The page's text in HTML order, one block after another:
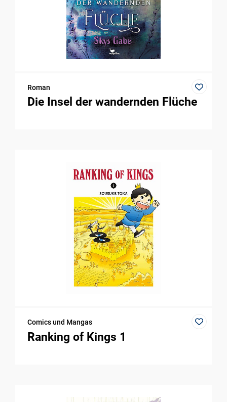
Roman
Die Insel der wandernden Flüche
Comics und Mangas
Ranking of Kings 1